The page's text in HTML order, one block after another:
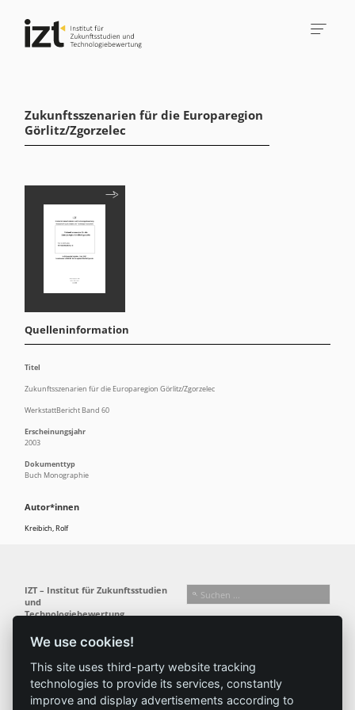
Zukunftsszenarien für die Europaregion
Görlitz/Zgorzelec
Autor*innen
Kreibich, Rolf
Quelleninformation
Titel
Zukunftsszenarien für die Europaregion Görlitz/Zgorzelec
WerkstattBericht Band 60
Erscheinungsjahr
2003
Dokumenttyp
Buch Monographie
We use cookies!
This site uses third-party website tracking
technologies to provide its services, constantly
improve and display advertisements according to
IZT – Institut für Zukunftsstudien
und
Technologiebewertung
Busseallee 1 · 14163 Berlin
info@izt.de| www.izt.de